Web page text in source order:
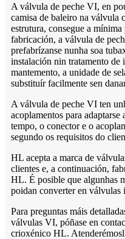
A válvula de peche VI, en
camisa de baleiro na válvula
estrutura, consegue a
fabricación, a válvula de
prefabrízanse nunha soa
instalación nin tratamento de
mantemento, a unidade de
substituír facilmente sen
A válvula de peche VI ten
acoplamentos para
tempo, o conector e o
segundo os requisitos do
HL acepta a marca de
clientes e, a continuación,
HL. É posible que algunhas
poidan converter en válvulas
Para preguntas máis
válvulas VI, póñase en
crioxénico HL.